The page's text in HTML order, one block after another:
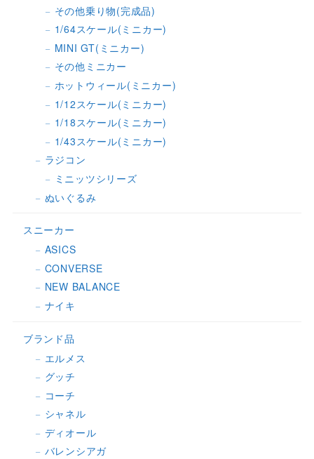
その他乗り物(完成品)
1/64スケール(ミニカー)
MINI GT(ミニカー)
その他ミニカー
ホットウィール(ミニカー)
1/12スケール(ミニカー)
1/18スケール(ミニカー)
1/43スケール(ミニカー)
ラジコン
ミニッツシリーズ
ぬいぐるみ
スニーカー
ASICS
CONVERSE
NEW BALANCE
ナイキ
ブランド品
エルメス
グッチ
コーチ
シャネル
ディオール
バレンシアガ